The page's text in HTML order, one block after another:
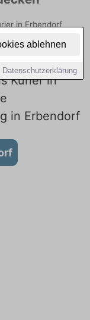
ablehnen
Datenschutzerklärung
in Erbendorf
freie Optionen
noch heute.
Kurier in
in Erbendorf